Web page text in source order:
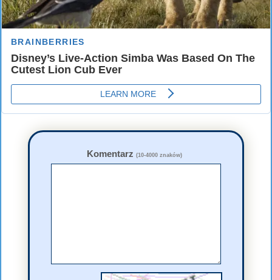
Komentarz (10-4000 znaków)